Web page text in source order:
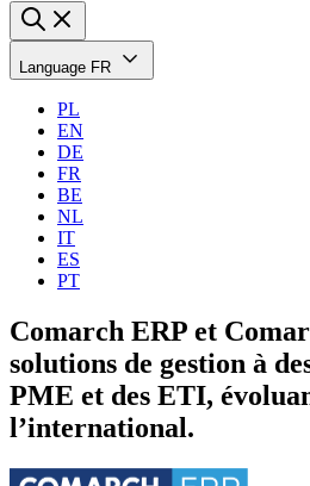
Language FR
PL
EN
DE
FR
BE
NL
IT
ES
PT
Comarch ERP et
solutions de gestion à
PME et des ETI,
l’international.